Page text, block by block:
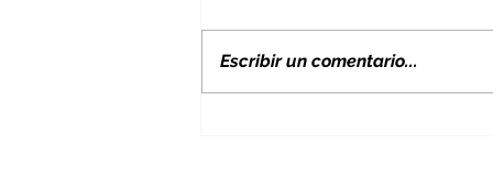
Escribir un comentario...